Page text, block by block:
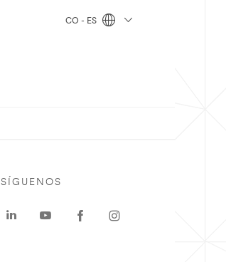
CO - ES
SÍGUENOS